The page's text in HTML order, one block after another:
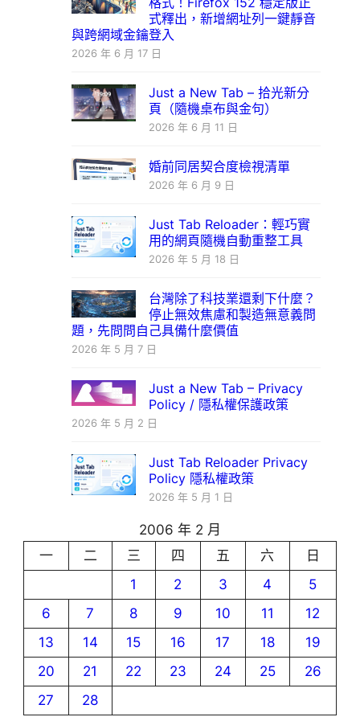
式釋出，新增網址列一鍵靜音
與跨網域金鑰登入
2026 年 6 月 17 日
Just a New Tab – 拾光新分
頁（隨機桌布與金句）
2026 年 6 月 11 日
婚前同居契合度檢視清單
2026 年 6 月 9 日
Just Tab Reloader：輕巧實
用的網頁隨機自動重整工具
2026 年 5 月 18 日
台灣除了科技業還剩下什麼？
停止無效焦慮和製造無意義問
題，先問問自己具備什麼價值
2026 年 5 月 7 日
Just a New Tab – Privacy
Policy / 隱私權保護政策
2026 年 5 月 2 日
Just Tab Reloader Privacy
Policy 隱私權政策
2026 年 5 月 1 日
2006 年 2 月
一
二 三 四 五 六
日
1
2 3 4
5
6
7 8 9 10 11
12
13
14 15 16 17 18
19
20
21 22 23 24 25
26
27
28